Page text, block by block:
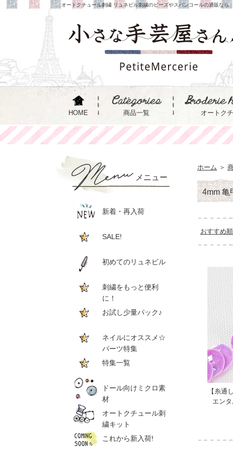
オートクチュール刺繍 リュネビル刺繍のビーズやスパンコールの通販なら
HOME 商品一覧 オートク
ホーム ＞
4mm 亀
おすすめ順
【糸通
エン
メニュー
新着・再入荷
SALE!
初めてのリュネビル
刺繍をもっと便利
に！
お試し少量パック♪
ネイルにオススメ☆
パーツ特集
特集一覧
ドール向けミクロ素
材
オートクチュール刺
繍キット
これから新入荷!